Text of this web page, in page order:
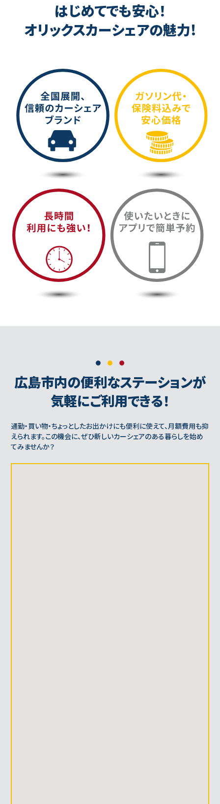
はじめてでも安心！
オリックスカーシェアの魅力!
広島市内の便利なステーションが
気軽にご利用できる！
通勤・買い物・ちょっとしたお出かけにも便利に使えて、月額費用も抑
えられます。この機会に、ぜひ新しいカーシェアのある暮らしを始め
てみませんか？